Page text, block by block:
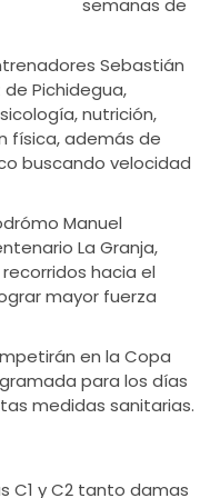
semanas de
Sebastián
de Pichidegua,
nutrición,
física, además de
buscando velocidad
Manuel
La Granja,
hacia el
mayor fuerza
en la Copa
para los días
medidas sanitarias.
C1 y C2 tanto damas